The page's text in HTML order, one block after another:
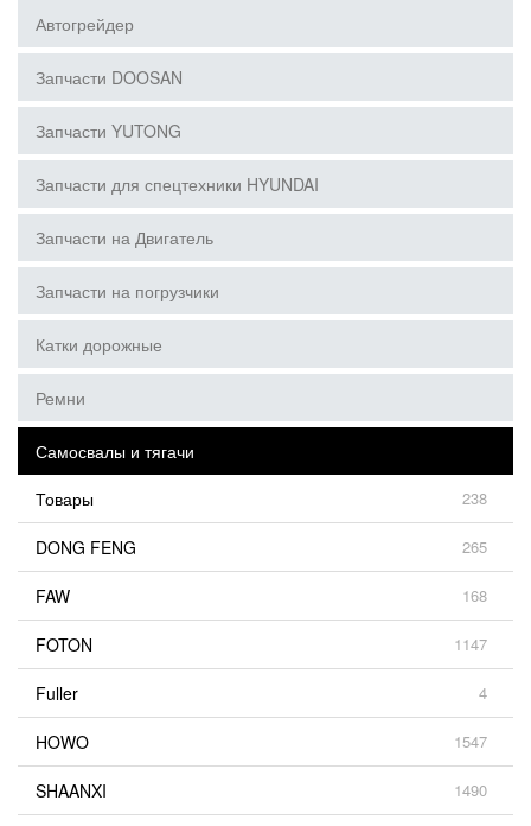
Автогрейдер
Запчасти DOOSAN
Запчасти YUTONG
Запчасти для спецтехники HYUNDAI
Запчасти на Двигатель
Запчасти на погрузчики
Катки дорожные
Ремни
Самосвалы и тягачи
Товары
238
DONG FENG 265
FAW 168
FOTON 1147
Fuller 4
HOWO 1547
SHAANXI 1490